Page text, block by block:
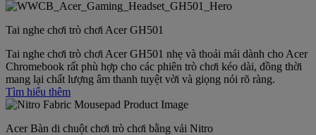
Tai nghe chơi trò chơi Acer GH501
Tai nghe chơi trò chơi Acer GH501 nhẹ và thoải mái dành cho Acer
Chromebook rất phù hợp cho các phiên trò chơi kéo dài, đồng thời
mang lại chất lượng âm thanh tuyệt vời và giọng nói rõ ràng.
Tìm hiểu thêm
Acer Bàn di chuột chơi trò chơi bằng vải Nitro